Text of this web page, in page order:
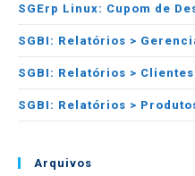
SGErp Linux: Cupom de
SGBI: Relatórios >
SGBI: Relatórios > Clientes
SGBI: Relatórios >
Arquivos